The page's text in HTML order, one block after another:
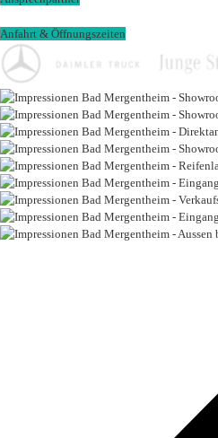
Anfahrt & Öffnungszeiten